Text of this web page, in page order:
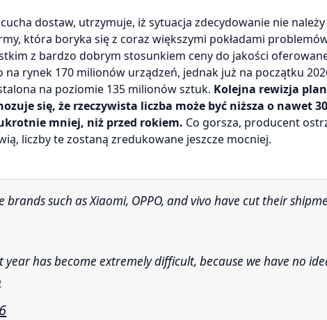
dostaw, utrzymuje, iż sytuacja zdecydowanie nie
która boryka się z coraz większymi pokładami
z bardzo dobrym stosunkiem ceny do jakości
rynek 170 milionów urządzeń, jednak już na początku
na poziomie 135 milionów sztuk. Kolejna rewizja
się, że rzeczywista liczba może być niższa o nawet
mniej, niż przed rokiem. Co gorsza, producent
liczby te zostaną zredukowane jeszcze mocniej.
has become extremely difficult, because we have no